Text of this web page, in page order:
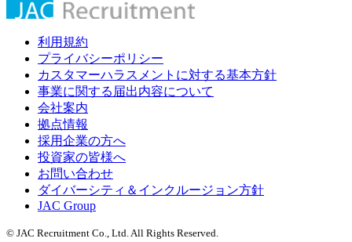
利用規約
プライバシーポリシー
カスタマーハラスメントに対する基本方針
事業に関する届出内容について
会社案内
拠点情報
採用企業の方へ
投資家の皆様へ
お問い合わせ
ダイバーシティ＆インクルージョン方針
JAC Group
© JAC Recruitment Co., Ltd. All Rights Reserved.